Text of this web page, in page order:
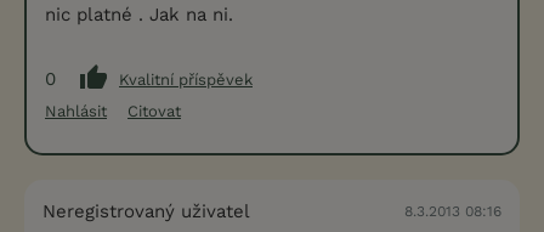
nic platné . Jak na ni.
0
Kvalitní příspěvek
Nahlásit
Citovat
Neregistrovaný uživatel 8.3.2013 08:16